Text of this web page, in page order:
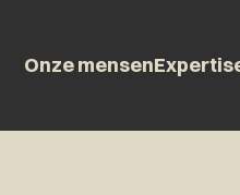
Onze mensen